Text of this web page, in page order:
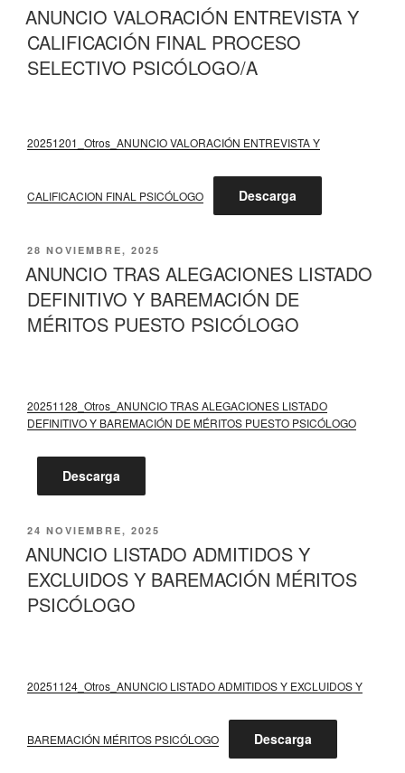
EL
ANUNCIO VALORACIÓN ENTREVISTA Y
CALIFICACIÓN FINAL PROCESO
SELECTIVO PSICÓLOGO/A
20251201_Otros_ANUNCIO VALORACIÓN ENTREVISTA Y
CALIFICACION FINAL PSICÓLOGO Descarga
PUBLICADO
EL
28 NOVIEMBRE, 2025
ANUNCIO TRAS ALEGACIONES LISTADO
DEFINITIVO Y BAREMACIÓN DE
MÉRITOS PUESTO PSICÓLOGO
20251128_Otros_ANUNCIO TRAS ALEGACIONES LISTADO
DEFINITIVO Y BAREMACIÓN DE MÉRITOS PUESTO PSICÓLOGO
Descarga
PUBLICADO
EL
24 NOVIEMBRE, 2025
ANUNCIO LISTADO ADMITIDOS Y
EXCLUIDOS Y BAREMACIÓN MÉRITOS
PSICÓLOGO
20251124_Otros_ANUNCIO LISTADO ADMITIDOS Y EXCLUIDOS Y
BAREMACIÓN MÉRITOS PSICÓLOGO Descarga